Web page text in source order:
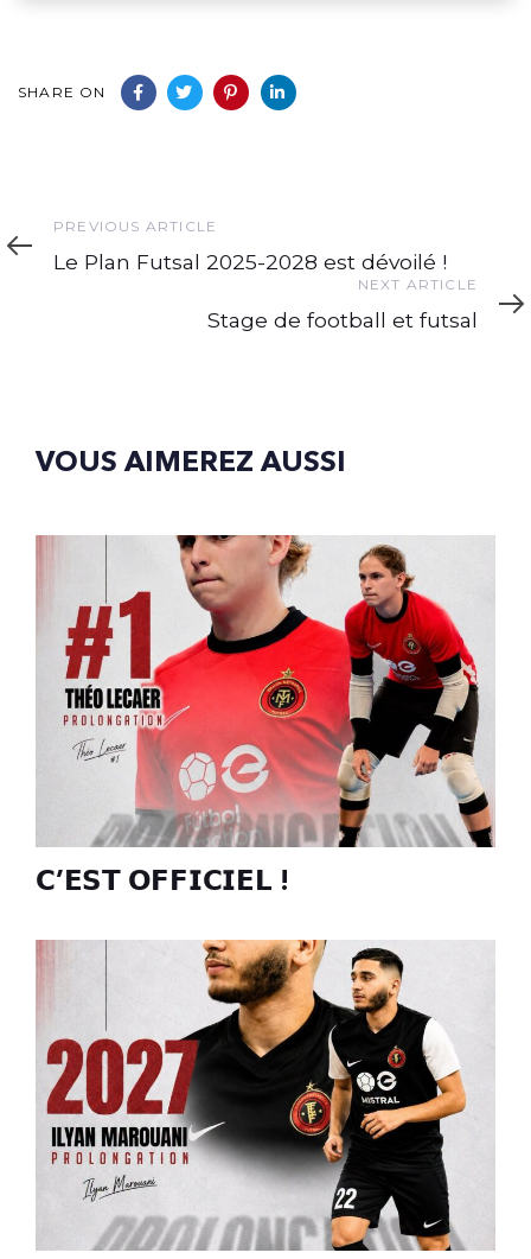
SHARE ON
Previous
Article
PREVIOUS ARTICLE
Le Plan Futsal 2025-2028 est dévoilé !
Article
NEXT ARTICLE
Stage de football et futsal
VOUS AIMEREZ AUSSI
𝗖’𝗘𝗦𝗧 𝗢𝗙𝗙𝗜𝗖𝗜𝗘𝗟 !